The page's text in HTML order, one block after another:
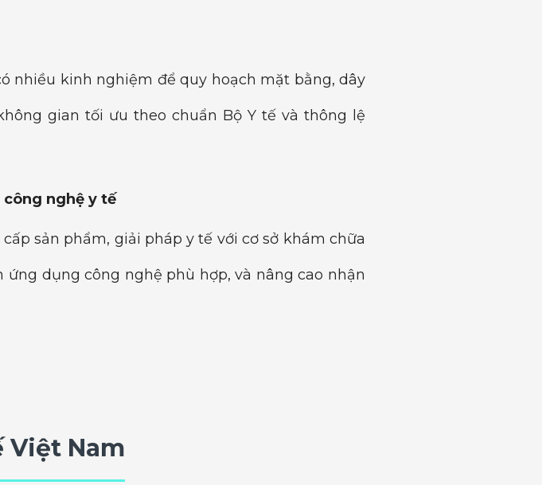
nhiều kinh nghiệm để quy hoạch mặt bằng, dây
gian tối ưu theo chuẩn Bộ Y tế và thông lệ
nghệ y tế
sản phẩm, giải pháp y tế với cơ sở khám chữa
dụng công nghệ phù hợp, và nâng cao nhận
Nam